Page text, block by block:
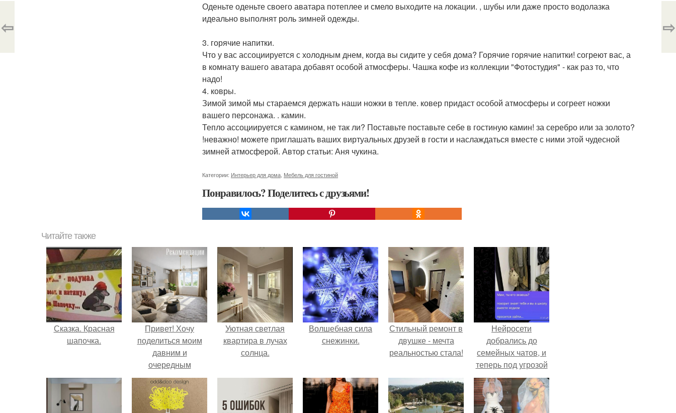
Оденьте оденьте своего аватара потеплее и смело выходите на локации. , шубы или даже просто водолазка
идеально выполнят роль зимней одежды.
3. горячие напитки.
Что у вас ассоциируется с холодным днем, когда вы сидите у себя дома? Горячие горячие напитки! согреют вас, а
в комнату вашего аватара добавят особой атмосферы. Чашка кофе из коллекции "Фотостудия" - как раз то, что
надо!
4. ковры.
Зимой зимой мы стараемся держать наши ножки в тепле. ковер придаст особой атмосферы и согреет ножки
вашего персонажа. . камин.
Тепло ассоциируется с камином, не так ли? Поставьте поставьте себе в гостиную камин! за серебро или за золото?
!неважно! можете приглашать ваших виртуальных друзей в гости и наслаждаться вместе с ними этой чудесной
зимней атмосферой. Автор статьи: Аня чукина.
Категории: Интерьер для дома Мебель для гостиной
Понравилось? Поделитесь с друзьями!
⇦ ⇨
Читайте также
Сказка. Красная
шапочка.
Привет! Хочу
поделиться моим
давним и
очередным
неопубликованным
проектом.
Уютная светлая
квартира в лучах
солнца.
Волшебная сила
снежинки.
Стильный ремонт в
двушке - мечта
реальностью стала!
Нейросети
добрались до
семейных чатов, и
теперь под угрозой
мамины нервы.